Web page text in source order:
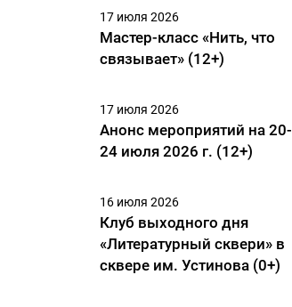
17 июля 2026
Мастер-класс «Нить, что
связывает» (12+)
17 июля 2026
Анонс мероприятий на 20-
24 июля 2026 г. (12+)
16 июля 2026
Клуб выходного дня
«Литературный сквери» в
сквере им. Устинова (0+)